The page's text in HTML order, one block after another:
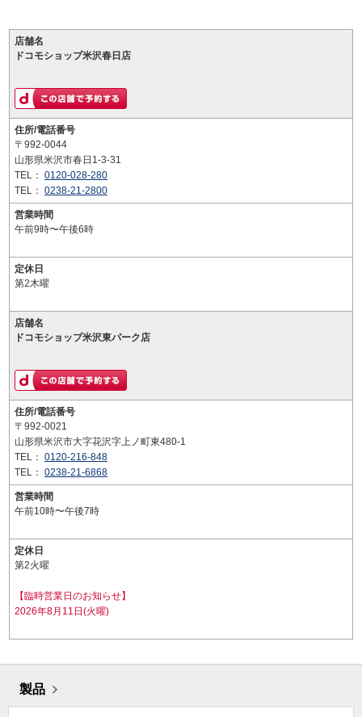
店舗名
ドコモショップ米沢春日店
住所/電話番号
〒992-0044
山形県米沢市春日1-3-31
TEL： 0120-028-280
TEL： 0238-21-2800
営業時間
午前9時〜午後6時
定休日
第2木曜
店舗名
ドコモショップ米沢東パーク店
住所/電話番号
〒992-0021
山形県米沢市大字花沢字上ノ町東480-1
TEL： 0120-216-848
TEL： 0238-21-6868
営業時間
午前10時〜午後7時
定休日
第2火曜
【臨時営業日のお知らせ】
2026年8月11日(火曜)
製品